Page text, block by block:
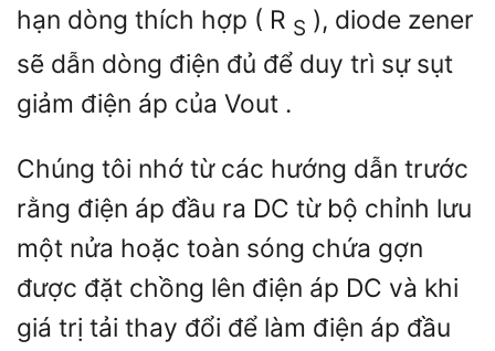
hạn dòng thích hợp ( R S ), diode zener
sẽ dẫn dòng điện đủ để duy trì sự sụt
giảm điện áp của Vout .
Chúng tôi nhớ từ các hướng dẫn trước
rằng điện áp đầu ra DC từ bộ chỉnh lưu
một nửa hoặc toàn sóng chứa gợn
được đặt chồng lên điện áp DC và khi
giá trị tải thay đổi để làm điện áp đầu